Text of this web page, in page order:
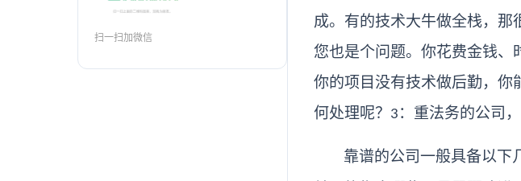
扫一扫加微信
成。有的技术大牛做全栈，那
您也是个问题。你花费金钱、
你的项目没有技术做后勤，你
何处理呢？ 3 ：重法务的公司
靠谱的公司一般具备以下